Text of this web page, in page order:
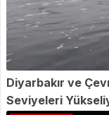
Diyarbakır ve
Seviyeleri